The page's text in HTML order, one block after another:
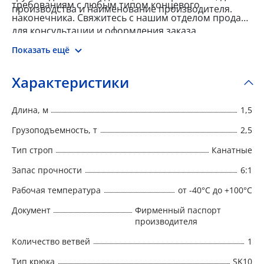
производства и наименование производителя.
требованиям с любым типом концевого
наконечника. Свяжитесь с нашим отделом продаж
для консультации и оформления заказа.
Показать ещё
Характеристики
Длина, м
1,5
Грузоподъемность, т
2,5
Тип строп
Канатные
Запас прочности
6:1
Рабочая температура
от -40°C до +100°C
Документ
Фирменный паспорт
производителя
Количество ветвей
1
Тип крюка
SK10